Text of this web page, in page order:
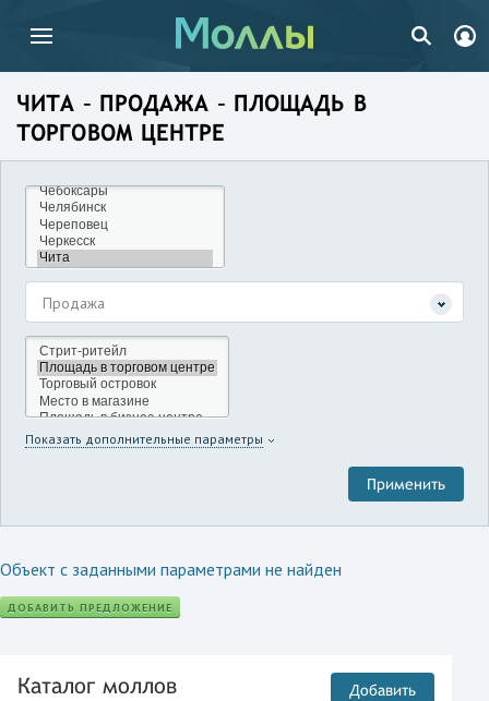
ЧИТА – ПРОДАЖА – ПЛОЩАДЬ В
ТОРГОВОМ ЦЕНТРЕ
Продажа
Показать дополнительные параметры
Объект с заданными параметрами не найден
ДОБАВИТЬ ПРЕДЛОЖЕНИЕ
Каталог моллов Добавить